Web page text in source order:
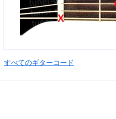
すべてのギターコード